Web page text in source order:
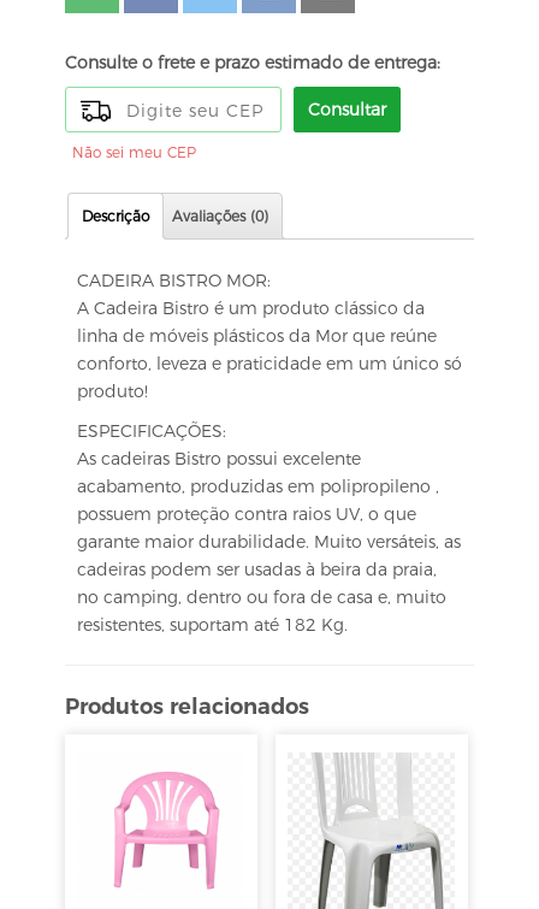
Consulte o frete e prazo estimado de entrega:
Consultar
Não sei meu CEP
Descrição Avaliações (0)
CADEIRA BISTRO MOR:
A Cadeira Bistro é um produto clássico da
linha de móveis plásticos da Mor que reúne
conforto, leveza e praticidade em um único só
produto!
ESPECIFICAÇÕES:
As cadeiras Bistro possui excelente
acabamento, produzidas em polipropileno ,
possuem proteção contra raios UV, o que
garante maior durabilidade. Muito versáteis, as
cadeiras podem ser usadas à beira da praia,
no camping, dentro ou fora de casa e, muito
resistentes, suportam até 182 Kg.
Produtos relacionados